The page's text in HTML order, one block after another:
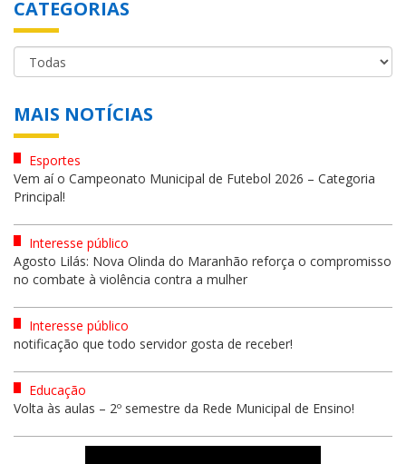
CATEGORIAS
MAIS NOTÍCIAS
Esportes
Vem aí o Campeonato Municipal de Futebol 2026 – Categoria
Principal!
Interesse público
Agosto Lilás: Nova Olinda do Maranhão reforça o compromisso
no combate à violência contra a mulher
Interesse público
notificação que todo servidor gosta de receber!
Educação
Volta às aulas – 2º semestre da Rede Municipal de Ensino!